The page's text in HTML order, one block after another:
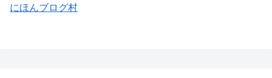
にほんブログ村